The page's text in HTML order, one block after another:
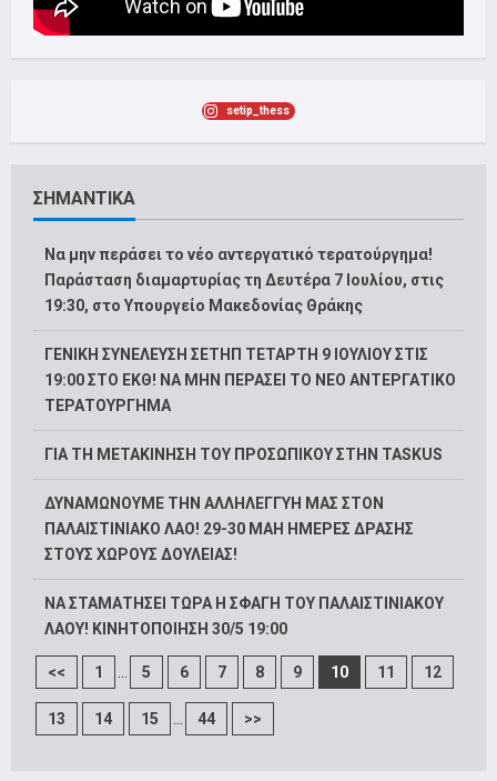
setip_thess
ΣΗΜΑΝΤΙΚΑ
Να μην περάσει το νέο αντεργατικό τερατούργημα!
Παράσταση διαμαρτυρίας τη Δευτέρα 7 Ιουλίου, στις
19:30, στο Υπουργείο Μακεδονίας Θράκης
ΓΕΝΙΚΗ ΣΥΝΕΛΕΥΣΗ ΣΕΤΗΠ ΤΕΤΑΡΤΗ 9 ΙΟΥΛΙΟΥ ΣΤΙΣ
19:00 ΣΤΟ ΕΚΘ! ΝΑ ΜΗΝ ΠΕΡΑΣΕΙ ΤΟ ΝΕΟ ΑΝΤΕΡΓΑΤΙΚΟ
ΤΕΡΑΤΟΥΡΓΗΜΑ
ΓΙΑ ΤΗ ΜΕΤΑΚΙΝΗΣΗ ΤΟΥ ΠΡΟΣΩΠΙΚΟΥ ΣΤΗΝ TASKUS
ΔΥΝΑΜΩΝΟΥΜΕ ΤΗΝ ΑΛΛΗΛΕΓΓΥΗ ΜΑΣ ΣΤΟΝ
ΠΑΛΑΙΣΤΙΝΙΑΚΟ ΛΑΟ! 29-30 ΜΑΗ ΗΜΕΡΕΣ ΔΡΑΣΗΣ
ΣΤΟΥΣ ΧΩΡΟΥΣ ΔΟΥΛΕΙΑΣ!
ΝΑ ΣΤΑΜΑΤΗΣΕΙ ΤΩΡΑ Η ΣΦΑΓΗ ΤΟΥ ΠΑΛΑΙΣΤΙΝΙΑΚΟΥ
ΛΑΟΥ! ΚΙΝΗΤΟΠΟΙΗΣΗ 30/5 19:00
<< 1 ... 5 6 7 8 9 10 11 12
13 14 15 ... 44 >>